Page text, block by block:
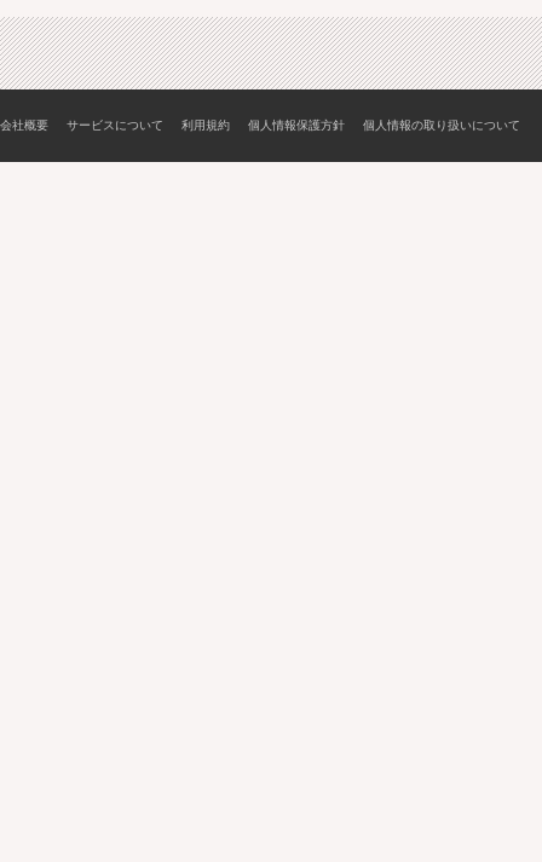
会社概要 サービスについて 利用規約 個人情報保護方針 個人情報の取り扱いについて